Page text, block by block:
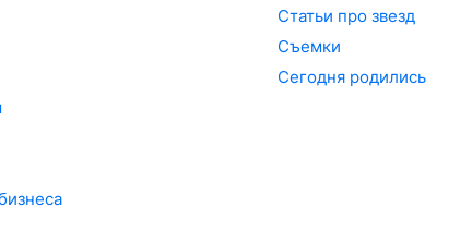
Статьи про звезд
Съемки
Сегодня родились